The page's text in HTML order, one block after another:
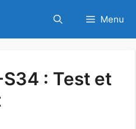
Menu
S34 : Test et